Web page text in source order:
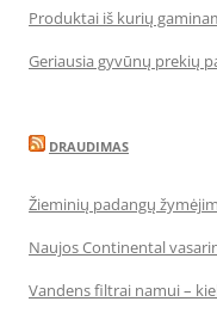
Produktai iš kurių
Geriausia gyvūnų prekių
DRAUDIMAS
Žieminių padangų
Naujos Continental
Vandens filtrai namui –